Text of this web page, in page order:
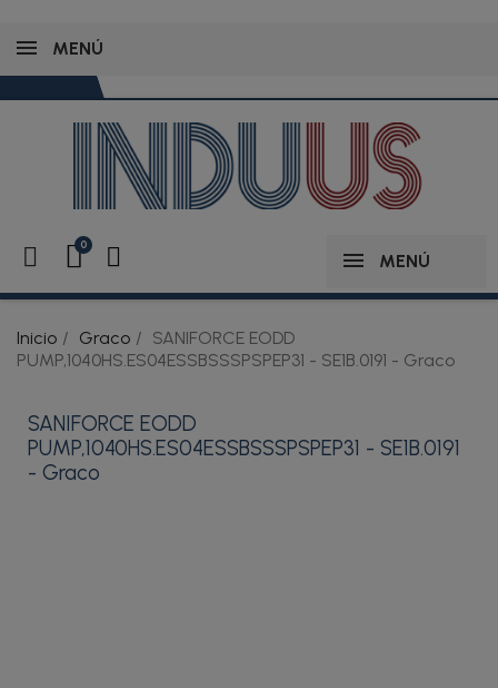
MENÚ
MENÚ
Inicio Graco
SANIFORCE EODD
PUMP,1040HS.ES04ESSBSSSPSPEP31 - SE1B.0191 - Graco
SANIFORCE EODD
PUMP,1040HS.ES04ESSBSSSPSPEP31 - SE1B.0191
- Graco